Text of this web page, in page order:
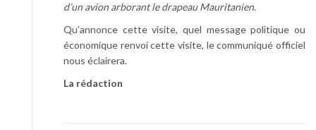
d’un avion arborant le drapeau Mauritanien.
Qu’annonce cette visite, quel message politique ou
économique renvoi cette visite, le communiqué officiel
nous éclairera.
La rédaction